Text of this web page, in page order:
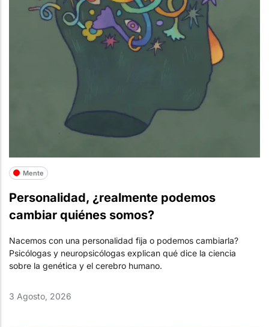
Mente
Personalidad, ¿realmente podemos
cambiar quiénes somos?
Nacemos con una personalidad fija o podemos cambiarla?
Psicólogas y neuropsicólogas explican qué dice la ciencia
sobre la genética y el cerebro humano.
3 Agosto, 2026